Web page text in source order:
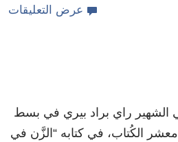
عرض التعليقات
الشهير راي براد بيري في بسط
معشر الكُتاب، في كتابه “الزَّن في